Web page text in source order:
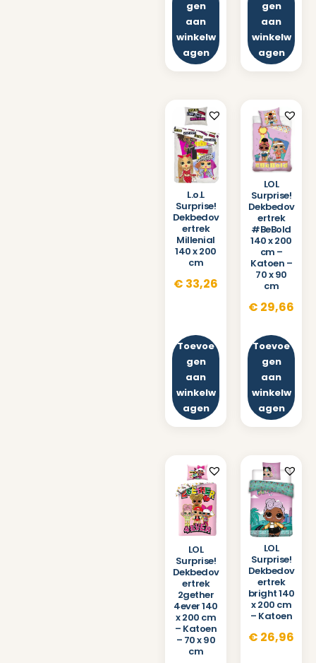
gen
aan
winkelw
agen
gen
aan
winkelw
agen
L.o.L
Surprise!
Dekbedov
ertrek
Millenial
140 x 200
cm
€ 33,26
Toevoe
gen
aan
winkelw
agen
LOL
Surprise!
Dekbedov
ertrek
#BeBold
140 x 200
cm –
Katoen –
70 x 90
cm
€ 29,66
Toevoe
gen
aan
winkelw
agen
LOL
Surprise!
Dekbedov
ertrek
2gether
4ever 140
x 200 cm
– Katoen
– 70 x 90
cm
LOL
Surprise!
Dekbedov
ertrek
bright 140
x 200 cm
– Katoen
€ 26,96